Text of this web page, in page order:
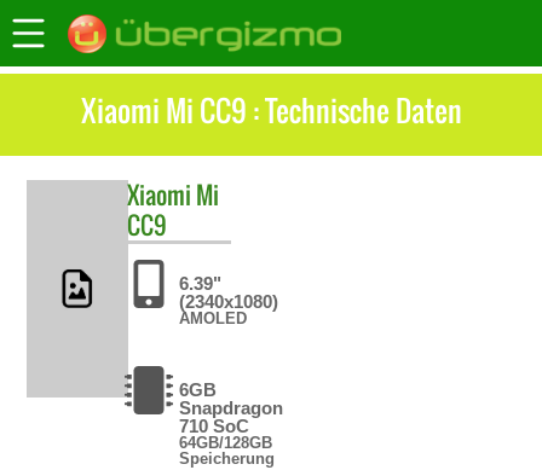
Xiaomi Mi CC9 : Technische Daten
Xiaomi Mi
CC9
6.39"
(2340x1080)
AMOLED
6GB
Snapdragon
710 SoC
64GB/128GB
Speicherung